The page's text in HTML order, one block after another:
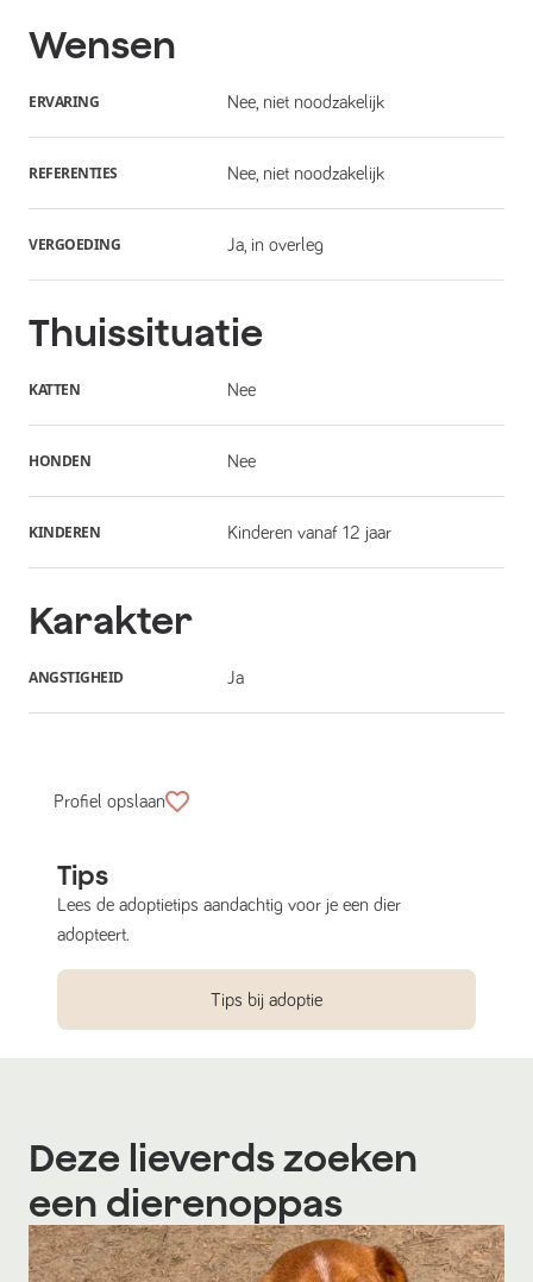
Wensen
ERVARING Nee, niet noodzakelijk
REFERENTIES Nee, niet noodzakelijk
VERGOEDING Ja, in overleg
Thuissituatie
KATTEN Nee
HONDEN Nee
KINDEREN Kinderen vanaf 12 jaar
Karakter
ANGSTIGHEID Ja
Profiel opslaan
Tips
Lees de adoptietips aandachtig voor je een dier
adopteert.
Tips bij adoptie
Deze lieverds zoeken
een dierenoppas